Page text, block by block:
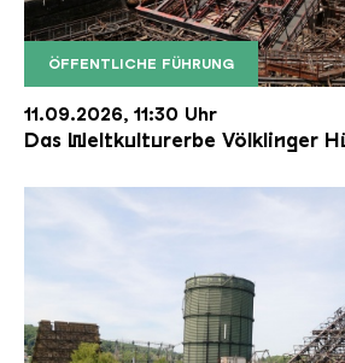
ÖFFENTLICHE FÜHRUNG
Der Erzschrägaufzug der
Copyright: Weltkulturerbe
11.09.2026, 11:30 Uhr
Das Weltkulturerbe Völklinger